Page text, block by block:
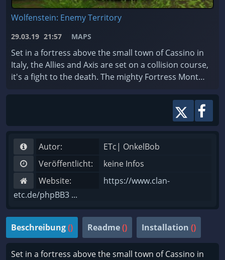
Wolfenstein: Enemy Territory
29.03.19 21:57 MAPS
Set in a fortress above the small town of Cassino in
Italy, the Allies and Axis are set on a collision course,
it's a fight to the death. The mighty Fortress Monte
Autor:
ETc| OnkelBob
Veröffentlicht:
keine Infos
Website:
https://www.clan-
etc.de/phpBB3 ...
Beschreibung() Readme() Installation ()
Set in a fortress above the small town of Cassino in